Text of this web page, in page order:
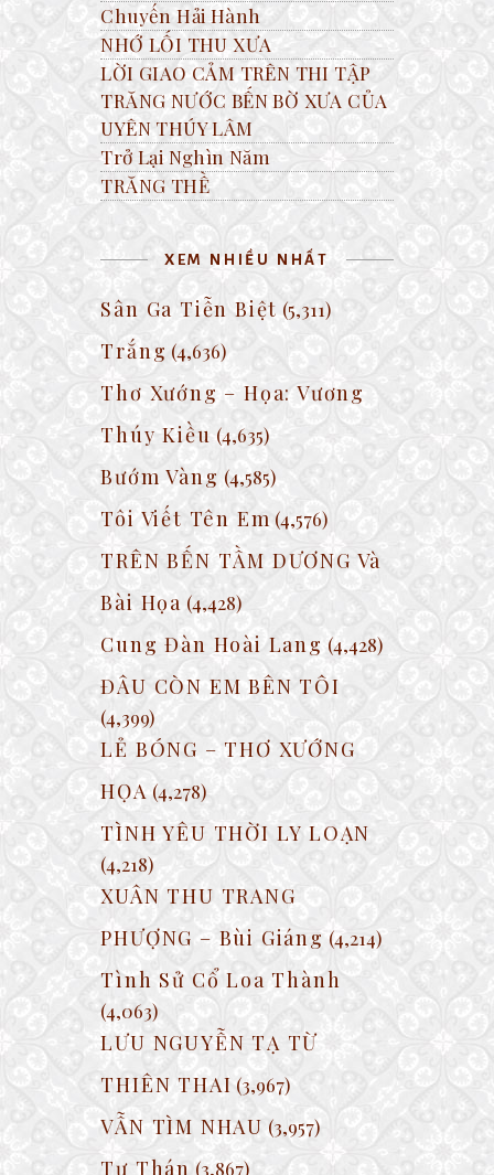
Chuyến Hải Hành
NHỚ LỐI THU XƯA
LỜI GIAO CẢM TRÊN THI TẬP
TRĂNG NƯỚC BẾN BỜ XƯA CỦA
UYÊN THÚY LÂM
Trở Lại Nghìn Năm
TRĂNG THỀ
XEM NHIỀU NHẤT
Sân Ga Tiễn Biệt (5,311)
Trắng (4,636)
Thơ Xướng – Họa: Vương
Thúy Kiều (4,635)
Bướm Vàng (4,585)
Tôi Viết Tên Em (4,576)
TRÊN BẾN TẦM DƯƠNG Và
Bài Họa (4,428)
Cung Đàn Hoài Lang (4,428)
ĐÂU CÒN EM BÊN TÔI
(4,399)
LẺ BÓNG – THƠ XƯỚNG
HỌA (4,278)
TÌNH YÊU THỜI LY LOẠN
(4,218)
XUÂN THU TRANG
PHƯỢNG – Bùi Giáng (4,214)
Tình Sử Cổ Loa Thành
(4,063)
LƯU NGUYỄN TẠ TỪ
THIÊN THAI (3,967)
VẪN TÌM NHAU (3,957)
Tự Thán (3,867)